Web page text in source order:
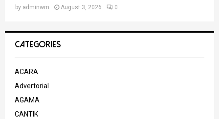
by adminwm August 3, 2026 0
CATEGORIES
ACARA
Advertorial
AGAMA
CANTIK